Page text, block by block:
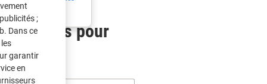
pour
;
Dans ce
garantir
en